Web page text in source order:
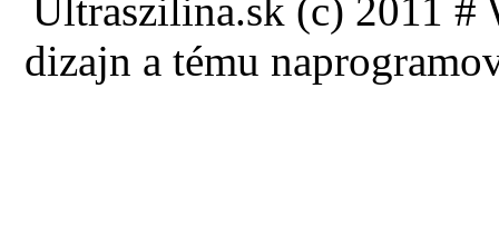
Ultraszilina.sk (c) 2011 #
dizajn a tému